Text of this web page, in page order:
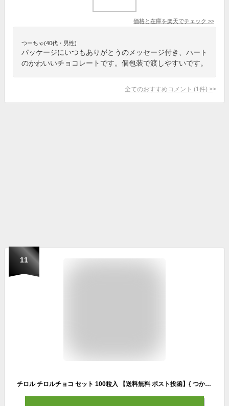
価格と在庫を楽天でチェック >>
つーちゃ(40代・男性)
パッケージにいつもありがとうのメッセージ付き、ハート
のかわいいチョコレートです。個包装で渡しやすいです。
全てのおすすめコメント (1 件) >
11
チロル チロルチョコ セット 100粒入 【送料無料 ポスト投函】{ つかみどり 子供会 販促 配布 大量 保育園 まとめ買い 大人買い }{ 駄菓子 お菓子 バレンタイン チョコ チョコレート 義理チョコ 友チョコ 個包装 }[NKP][23G08] 大袋菓子